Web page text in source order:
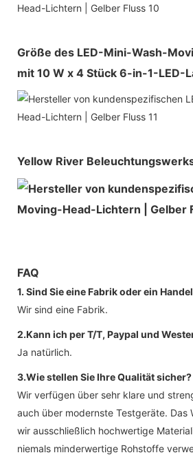
Größe des LED-Mini-Wash-
mit 10 W x 4 Stück 6-in-1-LED-
Yellow River
FAQ
1. Sind Sie eine Fabrik oder ein
Wir sind eine Fabrik.
2.Kann ich per T/T, Paypal und
Ja natürlich.
3.Wie stellen Sie Ihre Qualität sicher?
Wir verfügen über sehr klare und
auch über modernste Testgeräte. Das
wir ausschließlich hochwertige
niemals minderwertige Rohstoffe